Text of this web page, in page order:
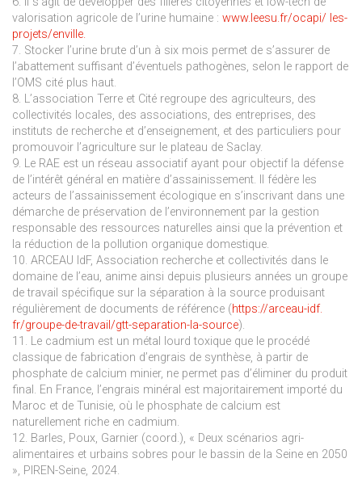
valorisation agricole de l’urine humaine : www.leesu.fr/ocapi/ les-
projets/enville.
7. Stocker l’urine brute d’un à six mois permet de s’assurer de
l’abattement suffisant d’éventuels pathogènes, selon le rapport de
l’OMS cité plus haut.
8. L’association Terre et Cité regroupe des agriculteurs, des
collectivités locales, des associations, des entreprises, des
instituts de recherche et d’enseignement, et des particuliers pour
promouvoir l’agriculture sur le plateau de Saclay.
9. Le RAE est un réseau associatif ayant pour objectif la défense
de l’intérêt général en matière d’assainissement. Il fédère les
acteurs de l’assainissement écologique en s’inscrivant dans une
démarche de préservation de l’environnement par la gestion
responsable des ressources naturelles ainsi que la prévention et
la réduction de la pollution organique domestique.
10. ARCEAU IdF, Association recherche et collectivités dans le
domaine de l’eau, anime ainsi depuis plusieurs années un groupe
de travail spécifique sur la séparation à la source produisant
régulièrement de documents de référence (https://arceau-idf.
fr/groupe-de-travail/gtt-separation-la-source).
11. Le cadmium est un métal lourd toxique que le procédé
classique de fabrication d’engrais de synthèse, à partir de
phosphate de calcium minier, ne permet pas d’éliminer du produit
final. En France, l’engrais minéral est majoritairement importé du
Maroc et de Tunisie, où le phosphate de calcium est
naturellement riche en cadmium.
12. Barles, Poux, Garnier (coord.), « Deux scénarios agri-
alimentaires et urbains sobres pour le bassin de la Seine en 2050
», PIREN-Seine, 2024.